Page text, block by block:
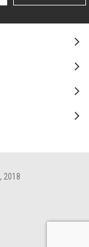
2018